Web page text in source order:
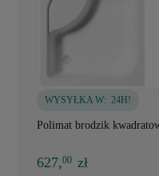
WYSYŁKA W: 24H!
Polimat brodzik
627,00 zł